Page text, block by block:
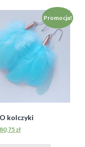
Promocja!
kolczyki
zł